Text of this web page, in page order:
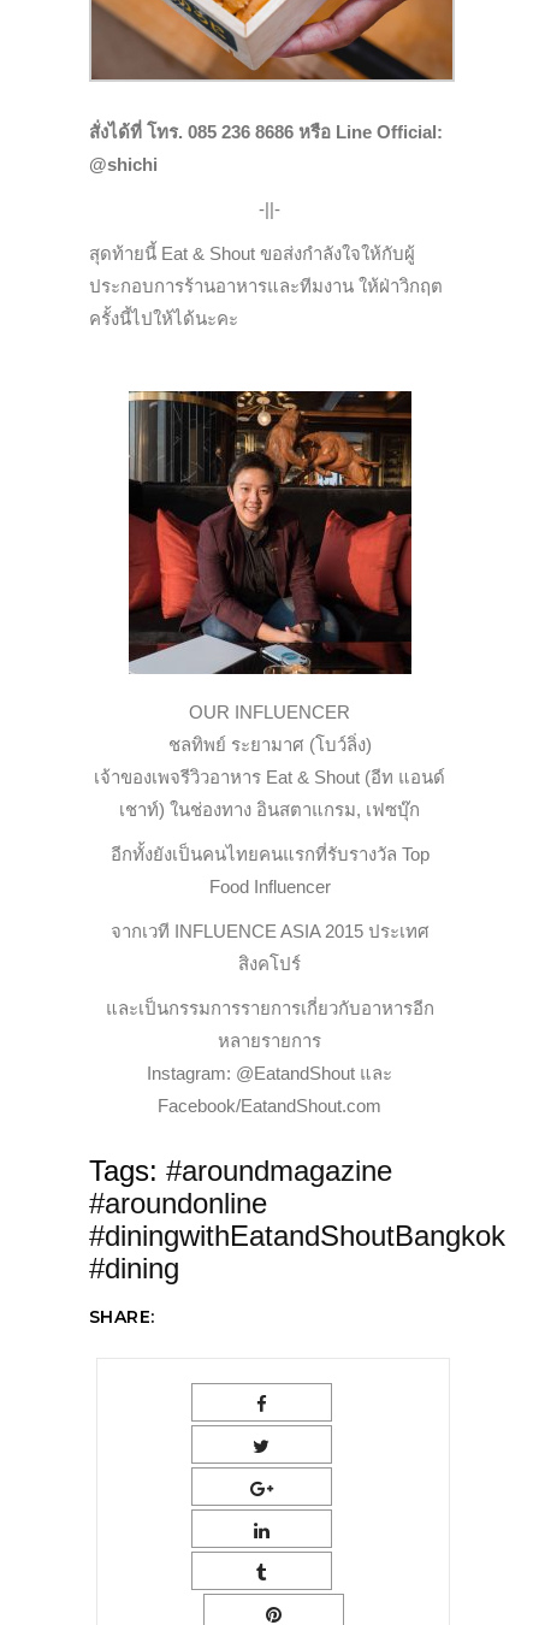
สั่งได้ที่ โทร. 085 236 8686 หรือ Line Official:
@shichi
-||-
สุดท้ายนี้ Eat & Shout ขอส่งกำลังใจให้กับผู้
ประกอบการร้านอาหารและทีมงาน ให้ฝ่าวิกฤต
ครั้งนี้ไปให้ได้นะคะ
OUR INFLUENCER
ชลทิพย์ ระยามาศ (โบว์ลิ่ง)
เจ้าของเพจรีวิวอาหาร Eat & Shout (อีท แอนด์
เชาท์) ในช่องทาง อินสตาแกรม, เฟซบุ๊ก
อีกทั้งยังเป็นคนไทยคนแรกที่รับรางวัล Top
Food Influencer
จากเวที INFLUENCE ASIA 2015 ประเทศ
สิงคโปร์
และเป็นกรรมการรายการเกี่ยวกับอาหารอีก
หลายรายการ
Instagram: @EatandShout และ
Facebook/EatandShout.com
Tags: #aroundmagazine
#aroundonline
#diningwithEatandShoutBangkok
#dining
SHARE: